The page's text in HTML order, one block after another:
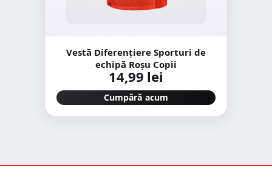
Vestă Diferențiere Sporturi de
echipă Roșu Copii
14,99 lei
Cumpără acum